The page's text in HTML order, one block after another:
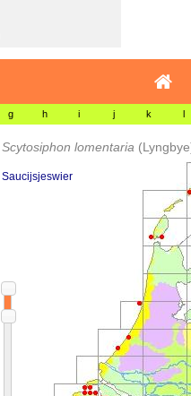
g h i j k l
Scytosiphon lomentaria
Saucijsjeswier